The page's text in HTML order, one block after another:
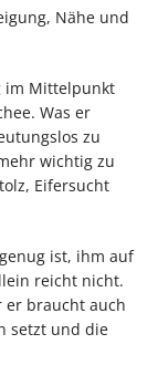
Nähe und
im Mittelpunkt
Was er
zu
wichtig zu
Eifersucht
ist, ihm auf
reicht nicht.
er braucht auch
setzt und die